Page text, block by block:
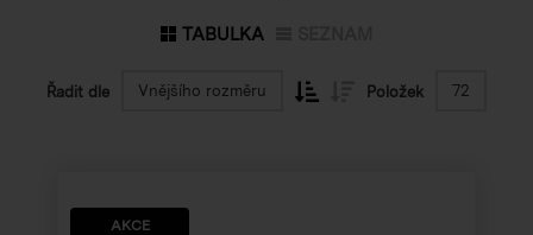
TABULKA
Řadit dle Vnějšího rozměru Položek 72
AKCE